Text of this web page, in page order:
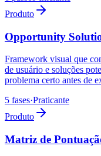
Produto
Opportunity
Framework visual que
de usuário e soluções
problema certo antes de
5 fases·Praticante
Produto
Matriz de